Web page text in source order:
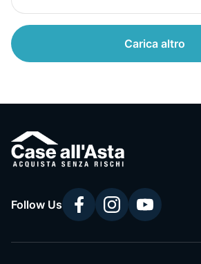
Carica altro
Follow Us